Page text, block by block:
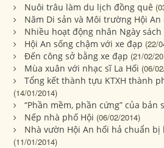
Nuôi trâu làm du lịch đồng quê
Năm Di sản và Môi trường Hội An
Nhiều hoạt động nhân Ngày sách
Hội An sống chậm với xe đạp (22/
Đến công sở bằng xe đạp (21/02/
Mùa xuân với nhạc sĩ La Hối (06/
Tổng kết thành tựu KTXH thành
(14/01/2014)
“Phần mềm, phần cứng” của bản
Nếp nhà phố Hội (06/02/2014)
Nhà vườn Hội An hối hả chuẩn bị
(11/01/2014)